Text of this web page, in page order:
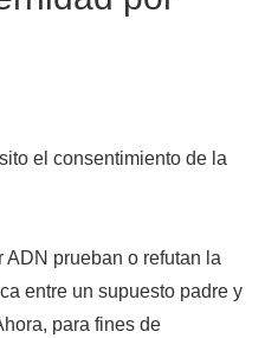
el consentimiento de la
ADN prueban o refutan la
entre un supuesto padre y
para fines de